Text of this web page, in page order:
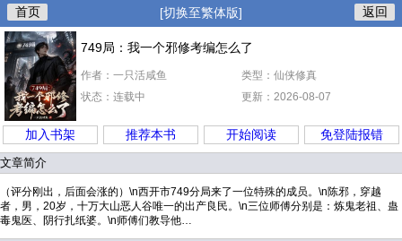
首页 [切换至繁体版] 返回
749局：我一个邪修考编怎么了
作者：一只活咸鱼
类型：仙侠修真
状态：连载中
更新：2026-08-07
加入书架 推荐本书 开始阅读 免登陆报错
文章简介
（评分刚出，后面会涨的）\n西开市749分局来了一位特殊的成员。\n陈邪，穿越
者，男，20岁，十万大山恶人谷唯一的出产良民。\n三位师傅分别是：炼鬼老祖、蛊
毒鬼医、阴行扎纸婆。\n师傅们教导他…